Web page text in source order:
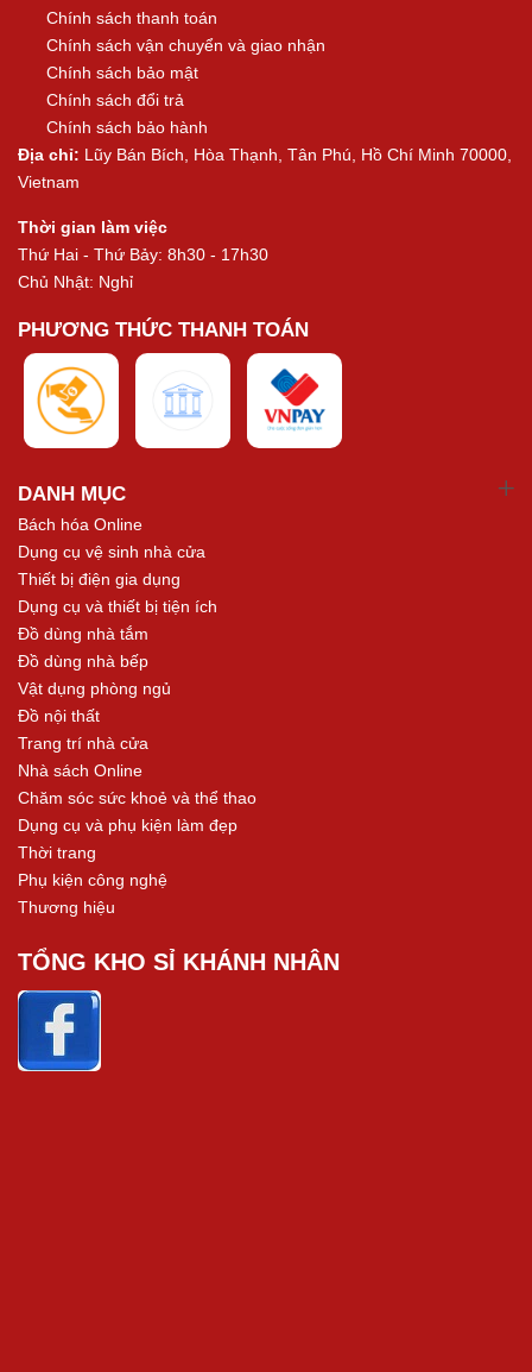
Chính sách thanh toán
Chính sách vận chuyển và giao nhận
Chính sách bảo mật
Chính sách đổi trả
Chính sách bảo hành
Địa chỉ: Lũy Bán Bích, Hòa Thạnh, Tân Phú, Hồ Chí Minh 70000,
Vietnam
Thời gian làm việc
Thứ Hai - Thứ Bảy: 8h30 - 17h30
Chủ Nhật: Nghỉ
PHƯƠNG THỨC THANH TOÁN
DANH MỤC
Bách hóa Online
Dụng cụ vệ sinh nhà cửa
Thiết bị điện gia dụng
Dụng cụ và thiết bị tiện ích
Đồ dùng nhà tắm
Đồ dùng nhà bếp
Vật dụng phòng ngủ
Đồ nội thất
Trang trí nhà cửa
Nhà sách Online
Chăm sóc sức khoẻ và thể thao
Dụng cụ và phụ kiện làm đẹp
Thời trang
Phụ kiện công nghệ
Thương hiệu
TỔNG KHO SỈ KHÁNH NHÂN